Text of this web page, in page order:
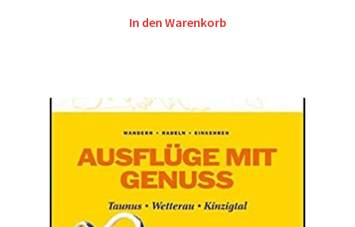
In den Warenkorb